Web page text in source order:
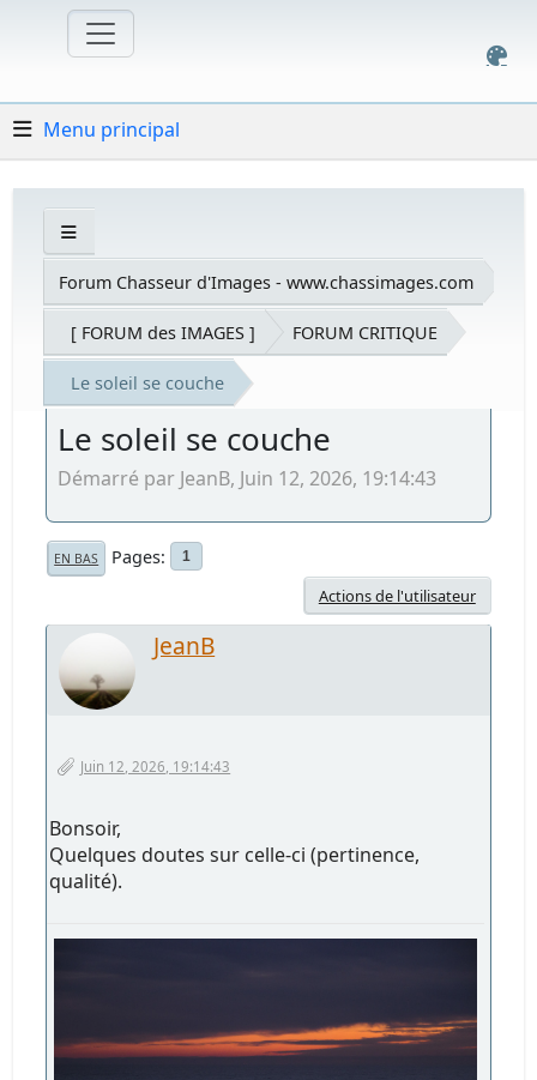
Menu principal
Forum Chasseur d'Images - www.chassimages.com
[ FORUM des IMAGES ] FORUM CRITIQUE
Le soleil se couche
Le soleil se couche
Démarré par JeanB, Juin 12, 2026, 19:14:43
EN BAS Pages 1
Actions de l'utilisateur
JeanB
Juin 12, 2026, 19:14:43
Bonsoir,
Quelques doutes sur celle-ci (pertinence,
qualité).